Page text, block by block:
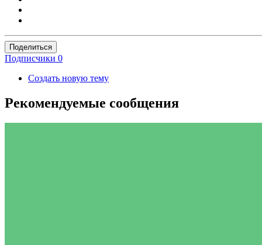
Поделиться
Подписчики 0
Создать новую тему
Рекомендуемые сообщения